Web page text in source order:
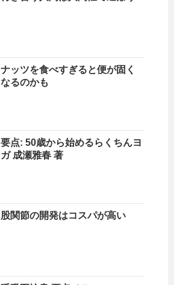
ナッツを食べすぎると便が固く
なるのかも
要点: 50歳から始めるらくちんヨ
ガ 成瀬雅春 著
股関節の開発はコスパが高い